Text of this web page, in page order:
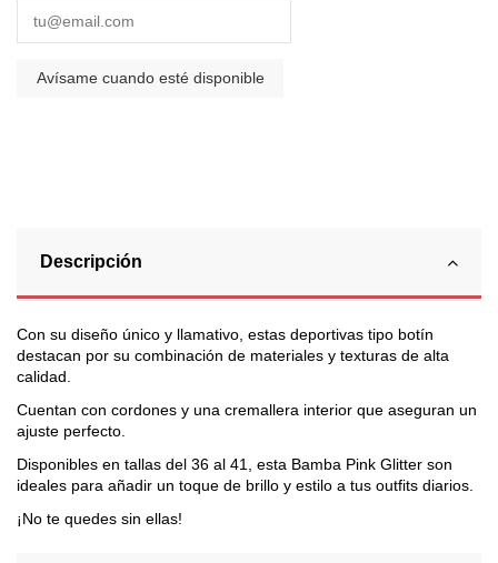
Descripción
Con su diseño único y llamativo, estas deportivas tipo botín
destacan por su combinación de materiales y texturas de alta
calidad.
Cuentan con cordones y una cremallera interior que aseguran un
ajuste perfecto.
Disponibles en tallas del 36 al 41, esta Bamba Pink Glitter son
ideales para añadir un toque de brillo y estilo a tus outfits diarios.
¡No te quedes sin ellas!